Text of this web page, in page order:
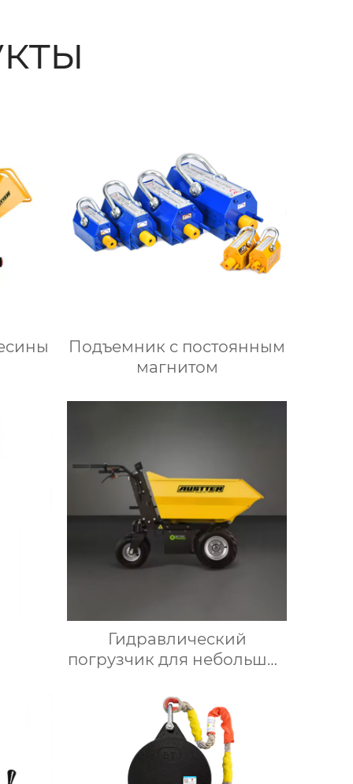
Подъемник с постоянным
магнитом
Гидравлический
погрузчик для небольших
самосвал